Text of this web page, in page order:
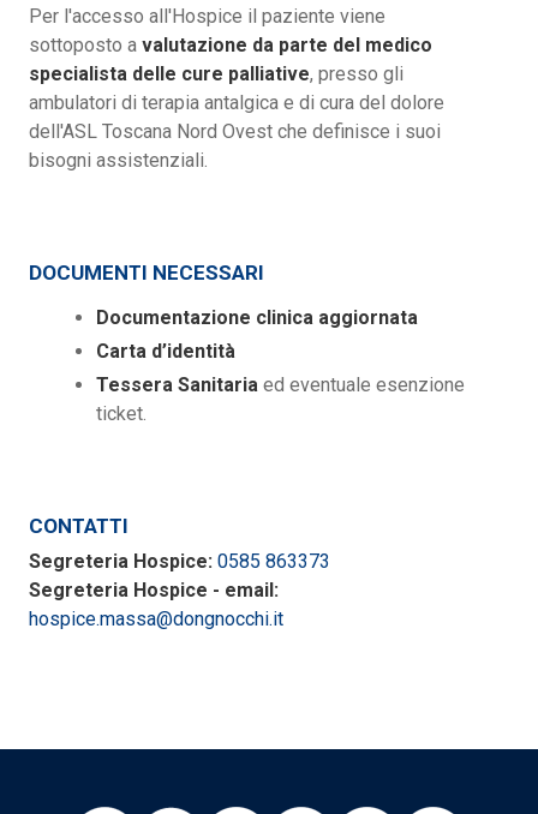
Per l'accesso all'Hospice il paziente viene
sottoposto a valutazione da parte del medico
specialista delle cure palliative, presso gli
ambulatori di terapia antalgica e di cura del dolore
dell'ASL Toscana Nord Ovest che definisce i suoi
bisogni assistenziali.
DOCUMENTI NECESSARI
Documentazione clinica aggiornata
Carta d’identità
Tessera Sanitaria ed eventuale esenzione
ticket.
CONTATTI
Segreteria Hospice: 0585 863373
Segreteria Hospice - email:
hospice.massa@dongnocchi.it